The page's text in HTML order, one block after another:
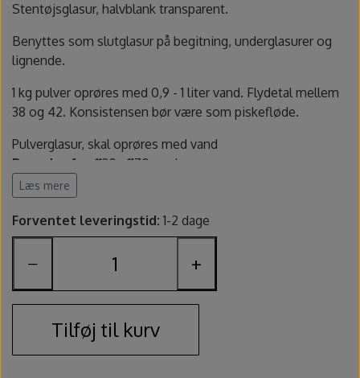
Amaco Velvet underglasur
Fundamentals underglasur - UG
Jungle Gems
Potter's Choice
Velvet underglasur
Pensler og glasursprøjter
Skinner
Spande, sigter og skeer
Lerruller, udstansere og ekstruder
Gips, gipsforme og gipsplader
Stentøjsglasur, halvblank transparent.
Benyttes som slutglasur på begitning, underglasurer og
lignende.
1 kg pulver oprøres med 0,9 - 1 liter vand. Flydetal mellem
38 og 42. Konsistensen bør være som piskefløde.
Pulverglasur, skal oprøres med vand
Brændes fra:
1130 - 1170 grader
Farve:Transparent, halvblank
Fødevarekontakt:
Sikkerhed: Indeholder quartz. Benyt maske ved oprøring.
Indeholder: 1 kg pulver
Producent varenummer:
Findes også som penselglasur.
Sikkerhedsdatablad: Ikke påkrævet pga ingredienser
Læs mere
Forventet leveringstid: 1-2 dage
− +
Tilføj til kurv